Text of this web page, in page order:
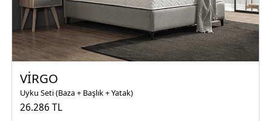
VİRGO
Uyku Seti (Baza + Başlık + Yatak)
26.286 TL